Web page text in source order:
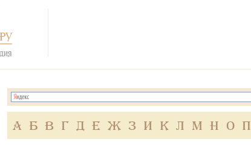
А Б В Г Д Е Ж З И К Л М Н О П